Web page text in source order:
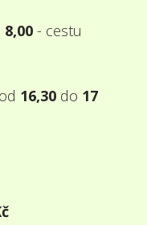
8,00- cestu
16,30 do 17